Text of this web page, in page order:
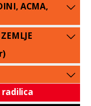
ACMA,
radilica